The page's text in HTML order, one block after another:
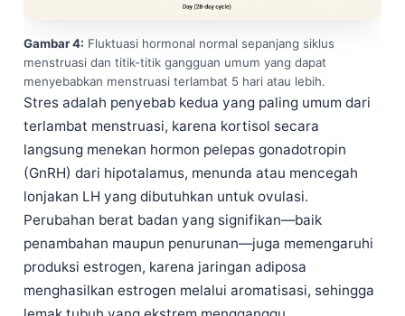
Gambar 4: Fluktuasi hormonal normal sepanjang siklus
menstruasi dan titik-titik gangguan umum yang dapat
menyebabkan menstruasi terlambat 5 hari atau lebih.
Stres adalah penyebab kedua yang paling umum dari
terlambat menstruasi, karena kortisol secara
langsung menekan hormon pelepas gonadotropin
(GnRH) dari hipotalamus, menunda atau mencegah
lonjakan LH yang dibutuhkan untuk ovulasi.
Perubahan berat badan yang signifikan—baik
penambahan maupun penurunan—juga memengaruhi
produksi estrogen, karena jaringan adiposa
menghasilkan estrogen melalui aromatisasi, sehingga